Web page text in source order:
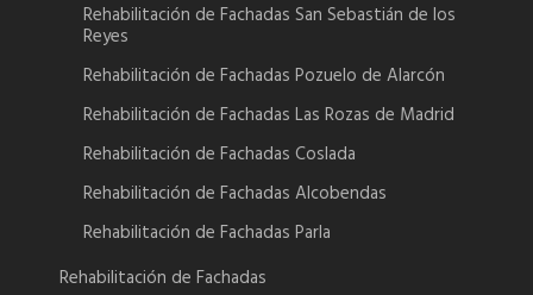
Rehabilitación de Fachadas San Sebastián de los
Reyes
Rehabilitación de Fachadas Pozuelo de Alarcón
Rehabilitación de Fachadas Las Rozas de Madrid
Rehabilitación de Fachadas Coslada
Rehabilitación de Fachadas Alcobendas
Rehabilitación de Fachadas Parla
Rehabilitación de Fachadas